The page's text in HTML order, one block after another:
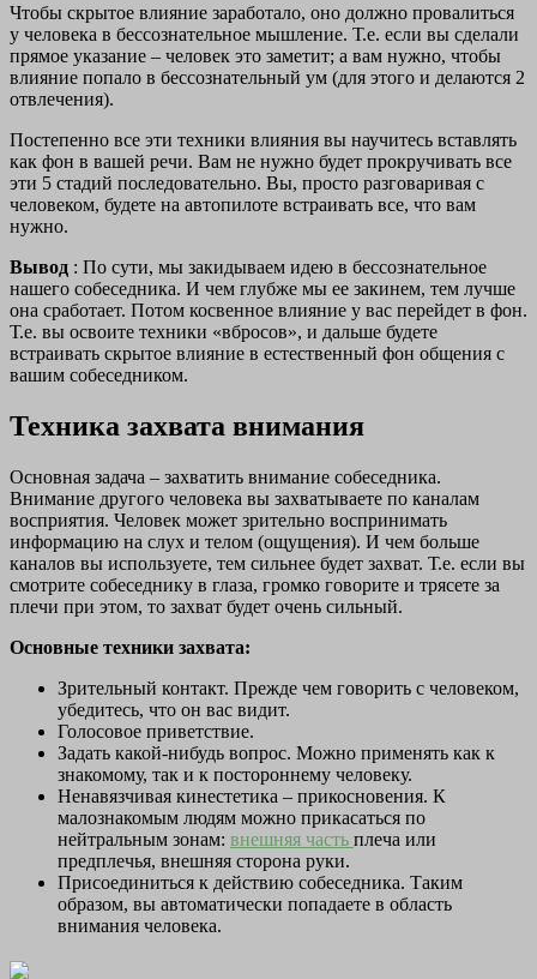
Чтобы скрытое влияние заработало, оно должно провалиться
у человека в бессознательное мышление. Т.е. если вы сделали
прямое указание – человек это заметит; а вам нужно, чтобы
влияние попало в бессознательный ум (для этого и делаются 2
отвлечения).
Постепенно все эти техники влияния вы научитесь вставлять
как фон в вашей речи. Вам не нужно будет прокручивать все
эти 5 стадий последовательно. Вы, просто разговаривая с
человеком, будете на автопилоте встраивать все, что вам
нужно.
Вывод : По сути, мы закидываем идею в бессознательное
нашего собеседника. И чем глубже мы ее закинем, тем лучше
она сработает. Потом косвенное влияние у вас перейдет в фон.
Т.е. вы освоите техники «вбросов», и дальше будете
встраивать скрытое влияние в естественный фон общения с
вашим собеседником.
Техника захвата внимания
Основная задача – захватить внимание собеседника.
Внимание другого человека вы захватываете по каналам
восприятия. Человек может зрительно воспринимать
информацию на слух и телом (ощущения). И чем больше
каналов вы используете, тем сильнее будет захват. Т.е. если вы
смотрите собеседнику в глаза, громко говорите и трясете за
плечи при этом, то захват будет очень сильный.
Основные техники захвата:
Зрительный контакт. Прежде чем говорить с человеком,
убедитесь, что он вас видит.
Голосовое приветствие.
Задать какой-нибудь вопрос. Можно применять как к
знакомому, так и к постороннему человеку.
Ненавязчивая кинестетика – прикосновения. К
малознакомым людям можно прикасаться по
нейтральным зонам: внешняя часть плеча или
предплечья, внешняя сторона руки.
Присоединиться к действию собеседника. Таким
образом, вы автоматически попадаете в область
внимания человека.